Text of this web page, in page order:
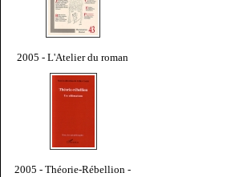
2005 - L'Atelier du roman
2005 - Théorie-Rébellion -